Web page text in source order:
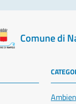
Comune di